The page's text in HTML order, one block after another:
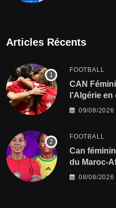
Articles Récents
FOOTBALL
CAN
l’Algérie
2027 !
09/08/2026
FOOTBALL
‎Can
du Maroc-
08/08/2026